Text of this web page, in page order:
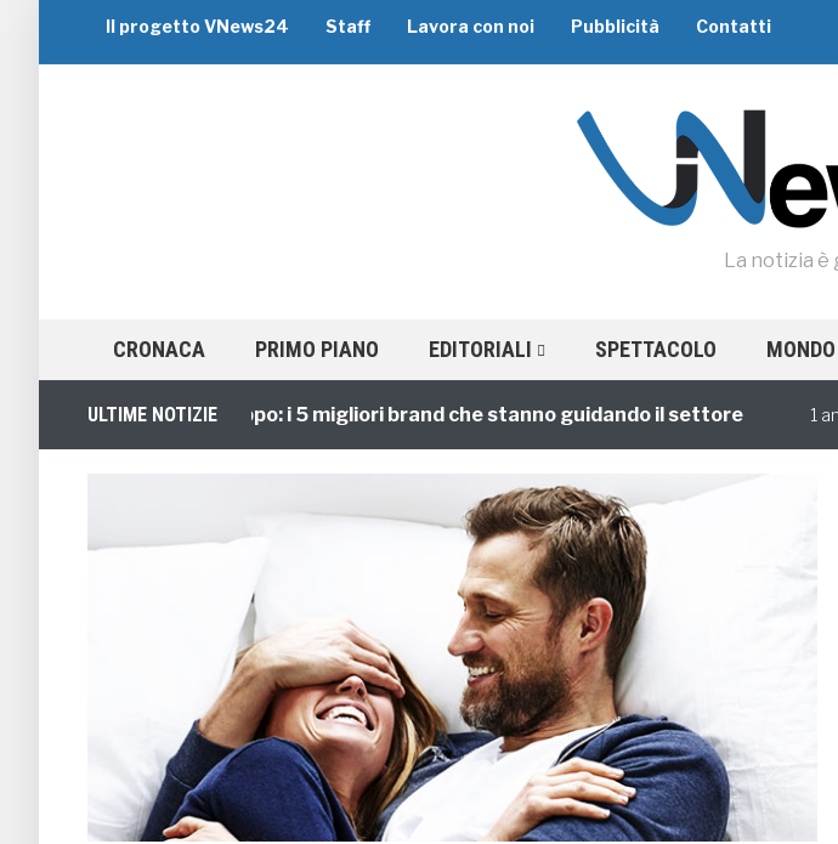
Il progetto VNews24 Staff Lavora con noi Pubblicità Contatti
La notizia è
CRONACA PRIMO PIANO EDITORIALI SPETTACOLO MONDO
ULTIME NOTIZIE
Viaggi di Gruppo: i 5 migliori brand che stanno guidando il settore 1 annofa